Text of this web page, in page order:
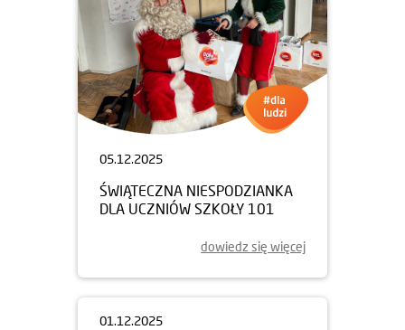
05.12.2025
ŚWIĄTECZNA NIESPODZIANKA
DLA UCZNIÓW SZKOŁY 101
dowiedz się więcej
01.12.2025